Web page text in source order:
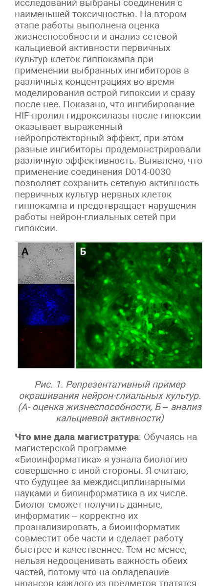
исследований выбраны соединения с
наименьшей токсичностью. На втором
этапе работы выполнена оценка
жизнеспособности и анализ сетевой
кальциевой активности первичных
культур клеток гиппокампа при
применении выбранных ингибиторов в
различных концентрациях во время
моделирования острой гипоксии и сразу
после нее. Показано, что ингибирование
HIF-пролил гидроксилазы после гипоксии
оказывает выраженный
нейропротекторный эффект, при этом
разные ингибиторы продемонстрировали
различную эффективность. Выявлено, что
применение соединения D014-0030
позволяет сохранить сетевую активность
первичных культур нервных клеток
гиппокампа и предотвращает нарушения
работы нейрон-глиальных сетей при
гипоксии.
Рис. 1. Репрезентативный пример
окрашивания нейрон-глиальных культур.
(А- оценка жизнеспособности, Б – анализ
кальциевой активности)
Что мне дала магистратура: Обучаясь на
магистерской программе
«Биоинформатика» я узнала биологию
совершенно с иной стороны. Я считаю,
что будущее за междисциплинарными
науками и биоинформатика в их числе.
Биолог сможет получить данные,
информатик – корректно их
проанализировать, а биоинформатик
совместит обе части и сделает работу
быстрее и качественнее. Тем не менее,
нельзя недооценивать важность обеих
частей, потому что на овладевание
нюансов каждого из предметов тратятся